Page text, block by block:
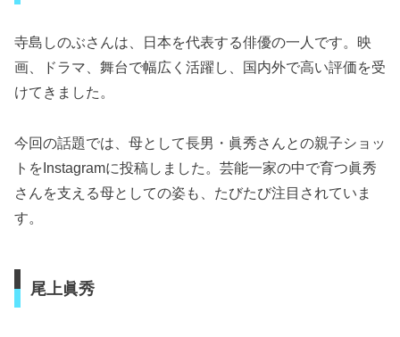
寺島しのぶさんは、日本を代表する俳優の一人です。映
画、ドラマ、舞台で幅広く活躍し、国内外で高い評価を受
けてきました。
今回の話題では、母として長男・眞秀さんとの親子ショッ
トをInstagramに投稿しました。芸能一家の中で育つ眞秀
さんを支える母としての姿も、たびたび注目されていま
す。
尾上眞秀